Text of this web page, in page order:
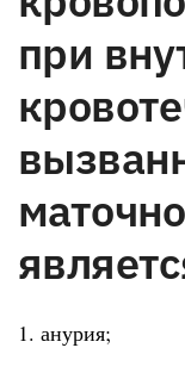
при
1. анурия;